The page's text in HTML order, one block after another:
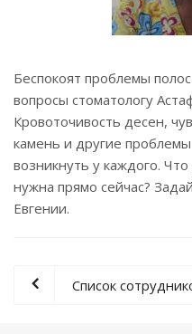
Беспокоят проблемы
вопросы стоматологу
Кровоточивость десен,
камень и другие
возникнуть у каждого.
нужна прямо сейчас?
Евгении.
Список